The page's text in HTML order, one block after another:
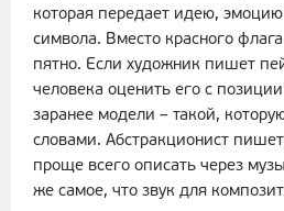
которая передает идею,
символа. Вместо красного
пятно. Если художник пишет
человека оценить его с
заранее модели – такой,
словами. Абстракционист
проще всего описать через
же самое, что звук для